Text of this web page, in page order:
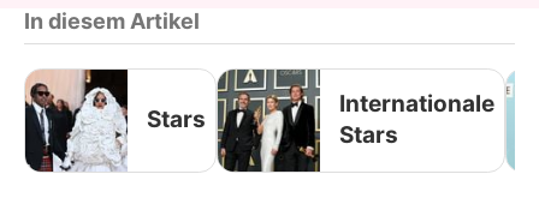
In diesem Artikel
Stars
Internationale
Stars